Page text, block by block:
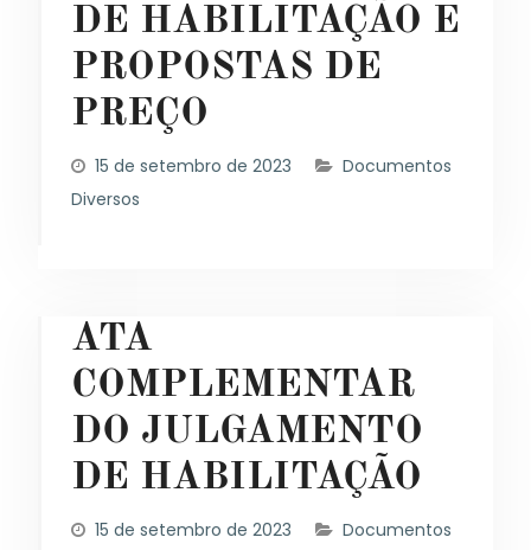
DE HABILITAÇÃO E
PROPOSTAS DE
PREÇO
15 de setembro de 2023
Documentos
Diversos
ATA
COMPLEMENTAR
DO JULGAMENTO
DE HABILITAÇÃO
15 de setembro de 2023
Documentos